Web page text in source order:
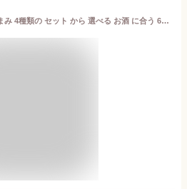
缶つま 高級 缶詰 おつまみ 4種類の セット から 選べる お酒 に合う 6缶 詰め合わせ 【 送料無料 北海道沖縄以外】 国分 K&K おつまみセット 酒のつまみ 肉 魚 惣菜 常温保存 贈り物 プレゼント 実用的 お中元 2024 内祝い ギフト